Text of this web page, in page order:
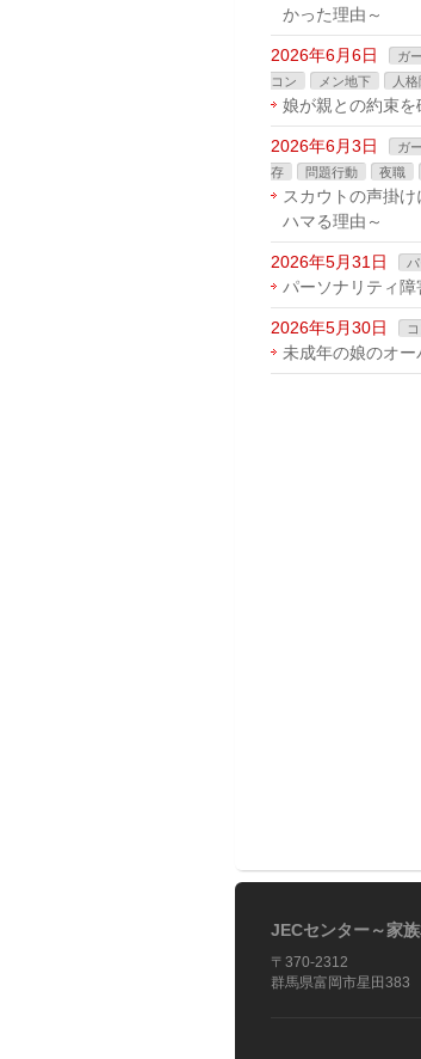
かった理由～
2026年6月6日 ガ
コン
メン地下 人
娘が親との約束
2026年6月3日 ガ
存
問題行動 夜職
スカウトの声掛
ハマる理由～
2026年5月31日
パーソナリティ
2026年5月30日
未成年の娘のオ
JECセンター～家
〒370-2312
群馬県富岡市星田383